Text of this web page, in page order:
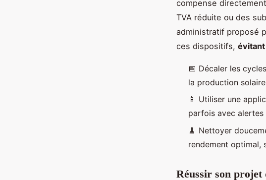
compense
TVA réduite ou des
administratif proposé
ces dispositifs,
📅 Décaler les
la production solaire
📱 Utiliser une
parfois avec alertes
🧹 Nettoyer
rendement optimal,
Réussir son projet